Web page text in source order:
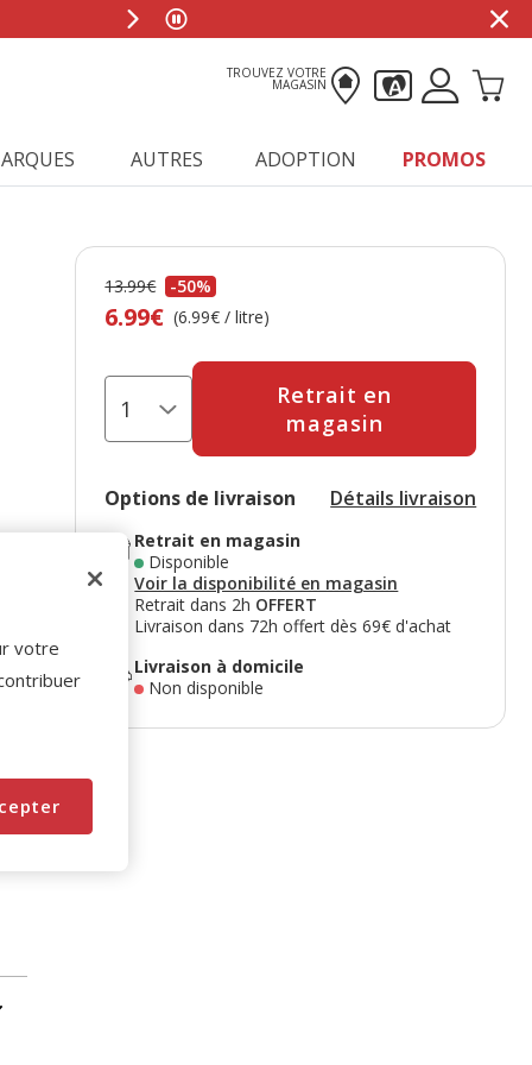
TROUVEZ VOTRE
MAGASIN
AUTRES ADOPTION PROMOS
Prix antérieur 13.99€, Vous économisez 50%,
13.99€ -50%
6.99€ (6.99€ / litre)
Retrait en
magasin
Options de livraison Détails livraison
Retrait en magasin
Disponible
Voir la disponibilité en magasin
Retrait dans 2h OFFERT
Livraison dans 72h offert dès 69€ d'achat
Livraison à domicile
Non disponible
votre